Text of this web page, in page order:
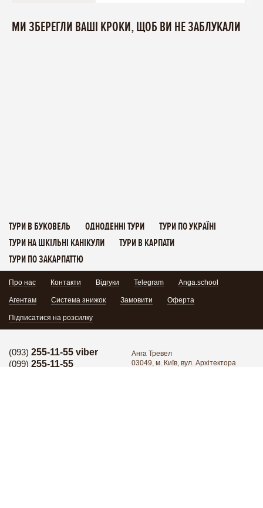
МИ ЗБЕРЕГЛИ ВАШІ КРОКИ, ЩОБ ВИ НЕ ЗАБЛУКАЛИ
ТУРИ В БУКОВЕЛЬ ОДНОДЕННІ ТУРИ
ТУРИ ПО УКРАЇНІ
ТУРИ НА ШКІЛЬНІ КАНІКУЛИ
ТУРИ В КАРПАТИ
ТУРИ ПО ЗАКАРПАТТЮ
Про нас Контакти Відгуки Telegram Anga.school
Агентам Система знижок Замовити Оферта
Підписатися на розсилку
(093) 255-11-55 viber
(099) 255-11-55
Анга Тревел
03049, м. Київ, вул. Архітектора